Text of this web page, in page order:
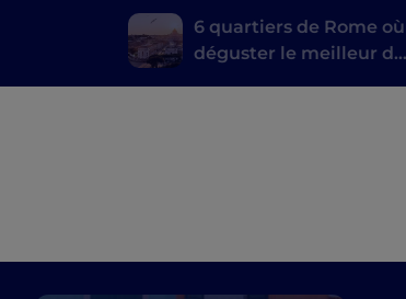
6 quartiers de Rome où
déguster le meilleur de